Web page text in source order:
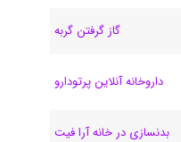
گاز گرفتن گربه
داروخانه آنلاین پرتودارو
بدنسازی در خانه آرا فیت